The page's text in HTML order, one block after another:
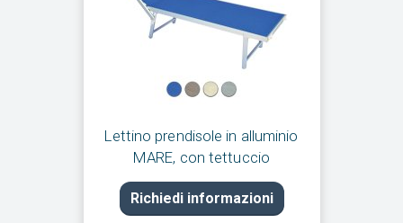
Lettino prendisole in alluminio
MARE, con tettuccio
Richiedi informazioni